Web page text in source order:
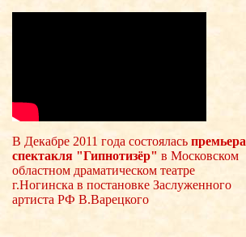
В Декабре 2011 года состоялась премьера
спектакля "Гипнотизёр" в Московском
областном драматическом театре
г.Ногинска в постановке Заслуженного
артиста РФ В.Варецкого